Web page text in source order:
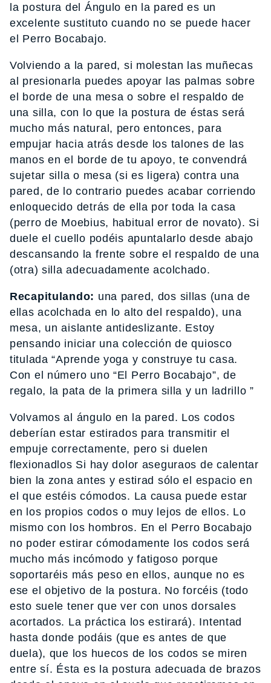
la postura del Ángulo en la pared es un
excelente sustituto cuando no se puede hacer
el Perro Bocabajo.
Volviendo a la pared, si molestan las muñecas
al presionarla puedes apoyar las palmas sobre
el borde de una mesa o sobre el respaldo de
una silla, con lo que la postura de éstas será
mucho más natural, pero entonces, para
empujar hacia atrás desde los talones de las
manos en el borde de tu apoyo, te convendrá
sujetar silla o mesa (si es ligera) contra una
pared, de lo contrario puedes acabar corriendo
enloquecido detrás de ella por toda la casa
(perro de Moebius, habitual error de novato). Si
duele el cuello podéis apuntalarlo desde abajo
descansando la frente sobre el respaldo de una
(otra) silla adecuadamente acolchado.
Recapitulando: una pared, dos sillas (una de
ellas acolchada en lo alto del respaldo), una
mesa, un aislante antideslizante. Estoy
pensando iniciar una colección de quiosco
titulada “Aprende yoga y construye tu casa.
Con el número uno “El Perro Bocabajo”, de
regalo, la pata de la primera silla y un ladrillo ”
Volvamos al ángulo en la pared. Los codos
deberían estar estirados para transmitir el
empuje correctamente, pero si duelen
flexionadlos Si hay dolor aseguraos de calentar
bien la zona antes y estirad sólo el espacio en
el que estéis cómodos. La causa puede estar
en los propios codos o muy lejos de ellos. Lo
mismo con los hombros. En el Perro Bocabajo
no poder estirar cómodamente los codos será
mucho más incómodo y fatigoso porque
soportaréis más peso en ellos, aunque no es
ese el objetivo de la postura. No forcéis (todo
esto suele tener que ver con unos dorsales
acortados. La práctica los estirará). Intentad
hasta donde podáis (que es antes de que
duela), que los huecos de los codos se miren
entre sí. Ésta es la postura adecuada de brazos